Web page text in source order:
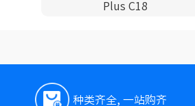
Plus C18
种类齐全, 一站购齐